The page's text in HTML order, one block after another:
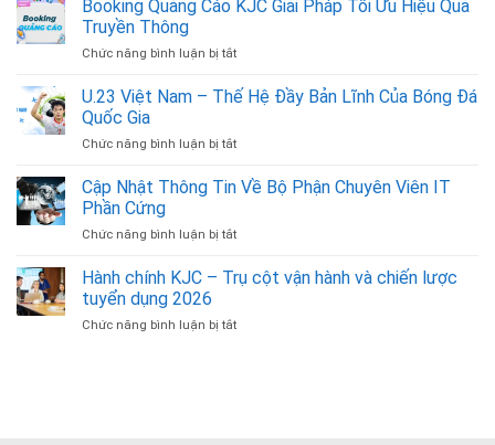
Cùng
Đá
Booking Quảng Cáo KJC Giải Pháp Tối Ưu Hiệu Quả
Truyền Thông
Chức năng bình luận bị tắt
Quảng
Tối
Thông
U.23 Việt Nam – Thế Hệ Đầy Bản Lĩnh Của Bóng Đá
Quốc Gia
Chức năng bình luận bị tắt
Việt
Đầy
Cập Nhật Thông Tin Về Bộ Phận Chuyên Viên IT
Phần Cứng
Chức năng bình luận bị tắt
Nhật
Thông
Hành chính KJC – Trụ cột vận hành và chiến lược
tuyển dụng 2026
Chức năng bình luận bị tắt